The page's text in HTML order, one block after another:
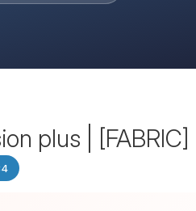
plus | [FABRIC]